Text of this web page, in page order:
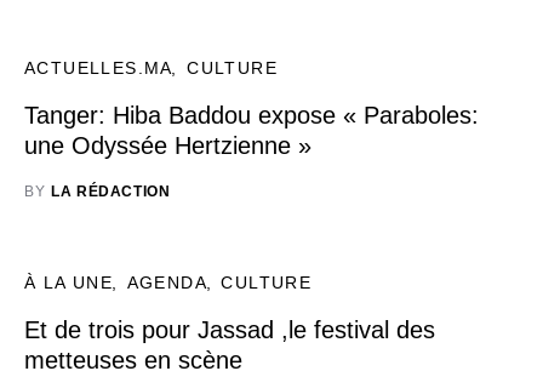
ACTUELLES.MA CULTURE
Tanger: Hiba Baddou expose « Paraboles:
une Odyssée Hertzienne »
BY LA RÉDACTION
À LA UNE AGENDA CULTURE
Et de trois pour Jassad ,le festival des
metteuses en scène